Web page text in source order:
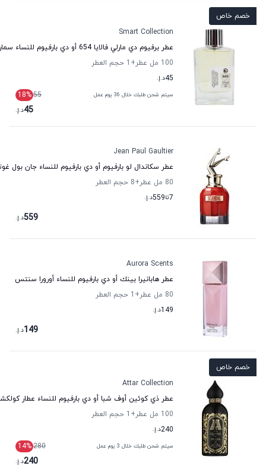
خصم خاص
Smart Collection
عطر برفيوم دي مارلي فالايا 654 أو دي بارفيوم للنساء سمارت كولكشن
100 مل عطر
+1
حجم العطر
45د.إ.
سيتم شحن طلبك خلال 36 يوم عمل 55
18%
45د.إ.
Jean Paul Gaultier
عطر سكاندال لو بارفيوم أو دي بارفيوم للنساء جان بول
80 مل عطر
+8
حجم العطر
7تا559د.إ.
559د.إ.
Aurora Scents
عطر هابانيرا بينك أو دي بارفيوم للنساء أورورا سنتس
80 مل عطر
+1
حجم العطر
149د.إ.
149د.إ.
خصم خاص
Attar Collection
عطر ذي كوئين أوف شبا أو دي بارفيوم للنساء عطار
100 مل عطر
+1
حجم العطر
240د.إ.
سيتم شحن طلبك خلال 3 يوم عمل 280
14%
240د.إ.